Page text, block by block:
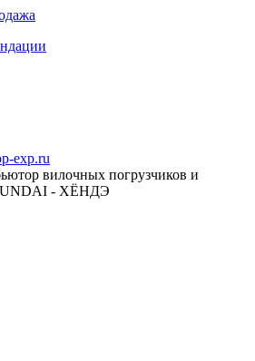
вилочных погрузчиков и
- ХЁНДЭ